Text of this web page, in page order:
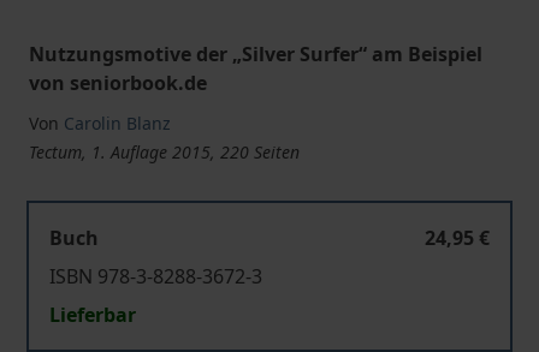
Nutzungsmotive der „Silver Surfer“ am Beispiel
von seniorbook.de
Von Carolin Blanz
Tectum, 1. Auflage 2015, 220 Seiten
Buch
24,95 €
ISBN 978-3-8288-3672-3
Lieferbar